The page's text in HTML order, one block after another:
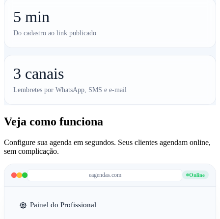
5 min
Do cadastro ao link publicado
3 canais
Lembretes por WhatsApp, SMS e e-mail
Veja como funciona
Configure sua agenda em segundos. Seus clientes agendam online,
sem complicação.
eagendas.com Online
Painel do Profissional